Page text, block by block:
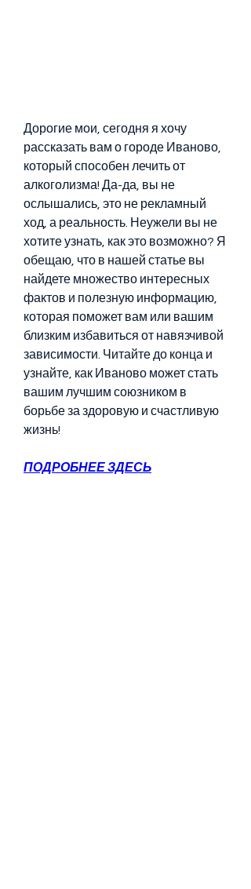
Дорогие мои, сегодня я хочу
рассказать вам о городе Иваново,
который способен лечить от
алкоголизма! Да-да, вы не
ослышались, это не рекламный
ход, а реальность. Неужели вы не
хотите узнать, как это возможно? Я
обещаю, что в нашей статье вы
найдете множество интересных
фактов и полезную информацию,
которая поможет вам или вашим
близким избавиться от навязчивой
зависимости. Читайте до конца и
узнайте, как Иваново может стать
вашим лучшим союзником в
борьбе за здоровую и счастливую
жизнь!
ПОДРОБНЕЕ ЗДЕСЬ